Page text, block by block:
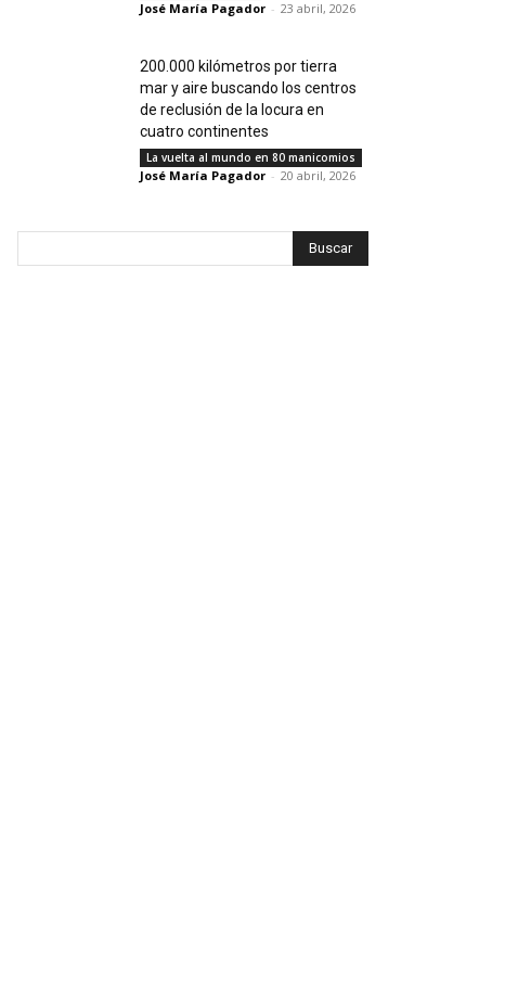
José María Pagador - 23 abril, 2026
200.000 kilómetros por tierra
mar y aire buscando los centros
de reclusión de la locura en
cuatro continentes
La vuelta al mundo en 80 manicomios
José María Pagador - 20 abril, 2026
Buscar